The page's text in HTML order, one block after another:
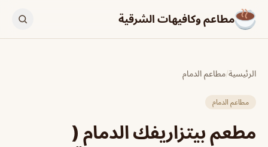
مطاعم وكافيهات الشرقية
الرئيسية/مطاعم الدمام
مطاعم الدمام
مطعم بيتزاريفك الدمام (